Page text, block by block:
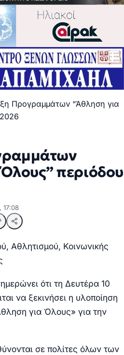
Προγραμμάτων “Άθληση για
περιόδου
17:08
Αθλητισμού, Κοινωνικής
ότι τη Δευτέρα 10
να ξεκινήσει η υλοποίηση
για Όλους» για την
σε πολίτες όλων των